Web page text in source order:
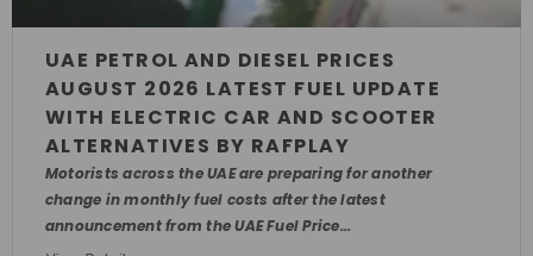
UAE PETROL AND DIESEL PRICES
AUGUST 2026 LATEST FUEL UPDATE
WITH ELECTRIC CAR AND SCOOTER
ALTERNATIVES BY RAFPLAY
Motorists across the UAE are preparing for another
change in monthly fuel costs after the latest
announcement from the UAE Fuel Price...